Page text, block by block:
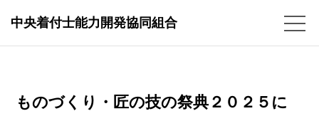
中央着付士能力開発協同組合
ものづくり・匠の技の祭典２０２５に